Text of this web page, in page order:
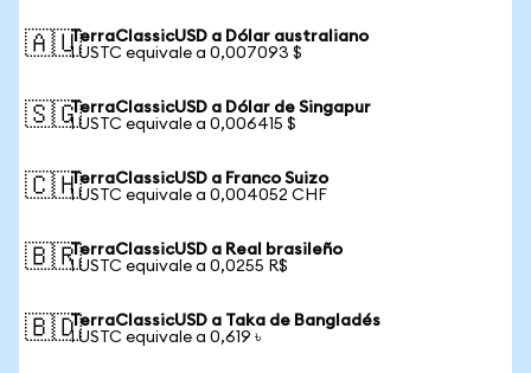
🇦🇺TerraClassicUSD a Dólar australiano
1 USTC equivale a 0,007093 $
🇸🇬TerraClassicUSD a Dólar de Singapur
1 USTC equivale a 0,006415 $
🇨🇭TerraClassicUSD a Franco Suizo
1 USTC equivale a 0,004052 CHF
🇧🇷TerraClassicUSD a Real brasileño
1 USTC equivale a 0,0255 R$
🇧🇩TerraClassicUSD a Taka de Bangladés
1 USTC equivale a 0,619 ৳